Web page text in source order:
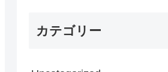
カテゴリー